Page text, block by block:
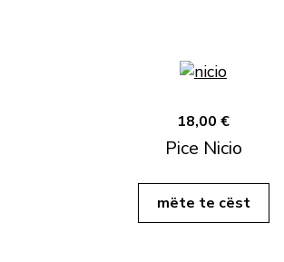
18,00 €
Pice Nicio
mëte te cëst